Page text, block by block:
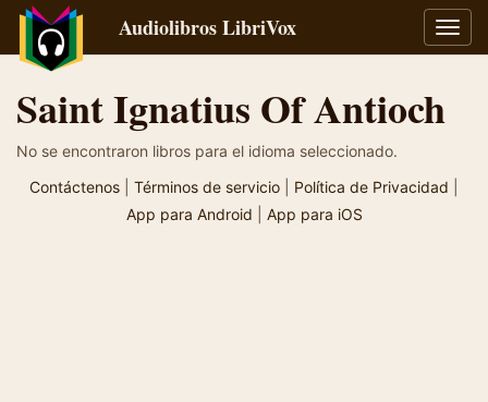
Audiolibros LibriVox
Saint Ignatius Of Antioch
No se encontraron libros para el idioma seleccionado.
Contáctenos
Términos de servicio Política de Privacidad
App para Android
App para iOS